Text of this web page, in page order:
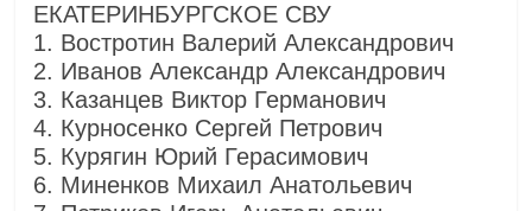
ЕКАТЕРИНБУРГСКОЕ СВУ
1. Востротин Валерий Александрович
2. Иванов Александр Александрович
3. Казанцев Виктор Германович
4. Курносенко Сергей Петрович
5. Курягин Юрий Герасимович
6. Миненков Михаил Анатольевич